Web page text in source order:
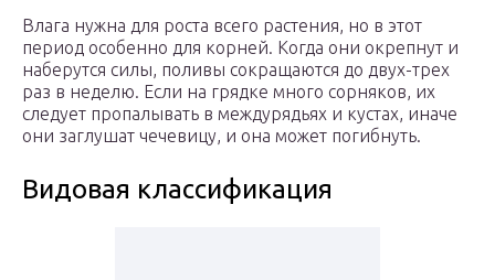
Влага нужна для роста всего растения, но в этот
период особенно для корней. Когда они окрепнут и
наберутся силы, поливы сокращаются до двух-трех
раз в неделю. Если на грядке много сорняков, их
следует пропалывать в междурядьях и кустах, иначе
они заглушат чечевицу, и она может погибнуть.
Видовая классификация